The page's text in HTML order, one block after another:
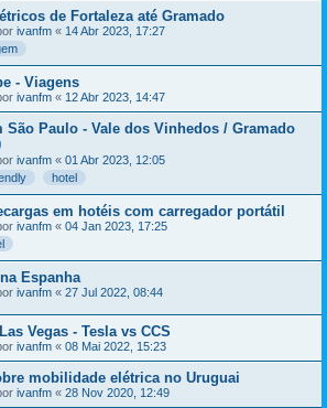
de Fortaleza até Gramado
ivanfm « 14 Abr 2023, 17:27
- Viagens
ivanfm « 12 Abr 2023, 14:47
São Paulo - Vale dos Vinhedos / Gramado
ivanfm « 01 Abr 2023, 12:05
hotel
em hotéis com carregador portátil
ivanfm « 04 Jan 2023, 17:25
Espanha
ivanfm « 27 Jul 2022, 08:44
Vegas - Tesla vs CCS
ivanfm « 08 Mai 2022, 15:23
mobilidade elétrica no Uruguai
ivanfm « 28 Nov 2020, 12:49